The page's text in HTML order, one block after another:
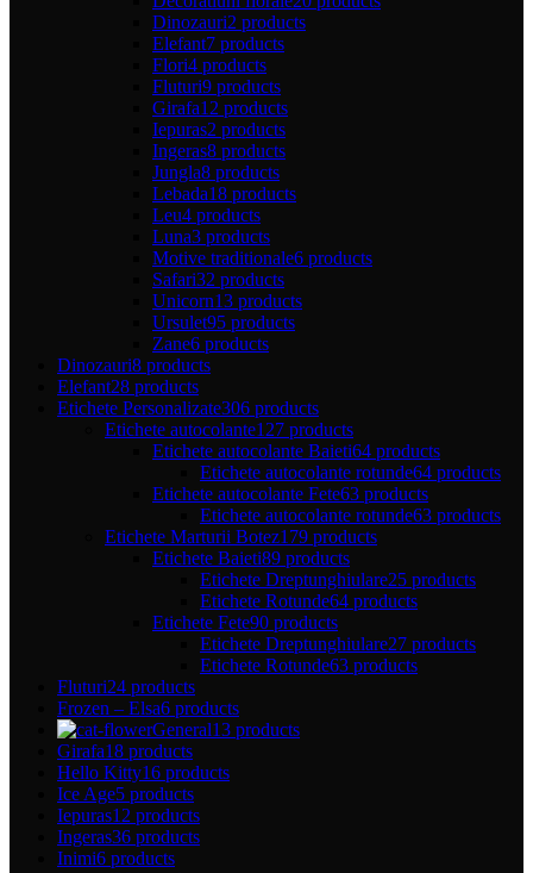
Dinozauri2 products
Elefant7 products
Flori4 products
Fluturi9 products
Girafa12 products
Iepuras2 products
Ingeras8 products
Jungla8 products
Lebada18 products
Leu4 products
Luna3 products
Motive traditionale6 products
Safari32 products
Unicorn13 products
Ursulet95 products
Zane6 products
Dinozauri8 products
Elefant28 products
Etichete Personalizate306 products
Etichete autocolante127 products
Etichete autocolante Baieti64 products
Etichete autocolante rotunde64 products
Etichete autocolante Fete63 products
Etichete autocolante rotunde63 products
Etichete Marturii Botez179 products
Etichete Baieti89 products
Etichete Dreptunghiulare25 products
Etichete Rotunde64 products
Etichete Fete90 products
Etichete Dreptunghiulare27 products
Etichete Rotunde63 products
Fluturi24 products
Frozen – Elsa6 products
General13 products
Girafa18 products
Hello Kitty16 products
Ice Age5 products
Iepuras12 products
Ingeras36 products
Inimi6 products